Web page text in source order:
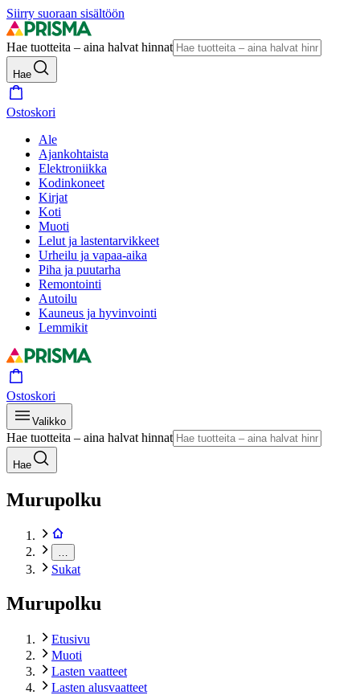
Siirry suoraan sisältöön
Hae tuotteita – aina halvat hinnat
Hae
Ostoskori
Ale
Ajankohtaista
Elektroniikka
Kodinkoneet
Kirjat
Koti
Muoti
Lelut ja lastentarvikkeet
Urheilu ja vapaa-aika
Piha ja puutarha
Remontointi
Autoilu
Kauneus ja hyvinvointi
Lemmikit
Ostoskori
Valikko
Hae tuotteita – aina halvat hinnat
Hae
Murupolku
Sukat
Murupolku
Etusivu
Muoti
Lasten vaatteet
Lasten alusvaatteet